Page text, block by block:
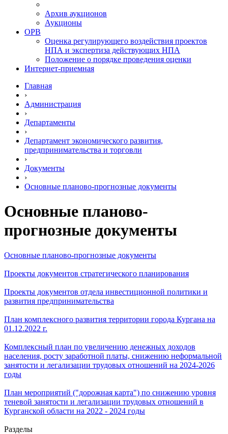
Архив аукционов
Аукционы
ОРВ
Оценка регулирующего воздействия проектов
НПА и экспертиза действующих НПА
Положение о порядке проведения оценки
Интернет-приемная
Главная
›
Администрация
›
Департаменты
›
Департамент экономического развития,
предпринимательства и торговли
›
Документы
›
Основные планово-прогнозные документы
Основные планово-
прогнозные документы
Основные планово-прогнозные документы
Проекты документов стратегического планирования
Проекты документов отдела инвестиционной политики и
развития предпринимательства
План комплексного развития территории города Кургана на
01.12.2022 г.
Комплексный план по увеличению денежных доходов
населения, росту заработной платы, снижению неформальной
занятости и легализации трудовых отношений на 2024-2026
годы
План мероприятий ("дорожная карта") по снижению уровня
теневой занятости и легализации трудовых отношений в
Курганской области на 2022 - 2024 годы
Разделы